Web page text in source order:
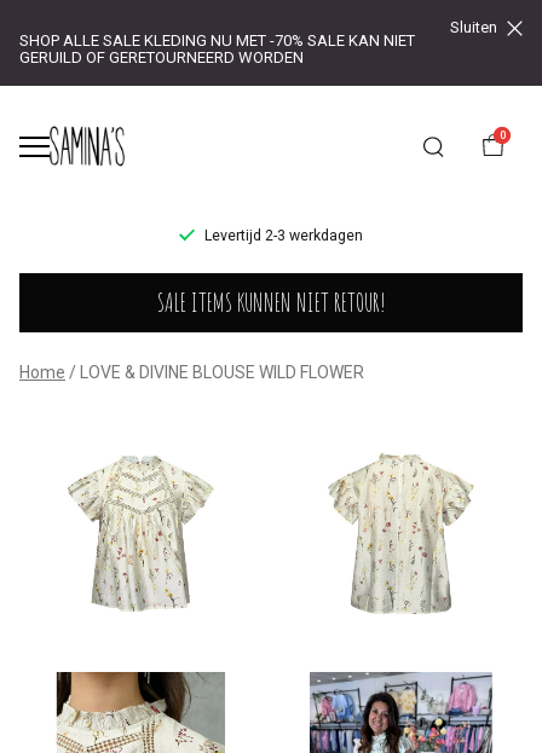
SHOP ALLE SALE KLEDING NU MET -70% SALE KAN NIET
GERUILD OF GERETOURNEERD WORDEN
Sluiten
0
Levertijd 2-3 werkdagen
LOVE
&
DIVINE
WILD
FLOWER
SALE ITEMS KUNNEN NIET RETOUR!
Home LOVE & DIVINE BLOUSE WILD FLOWER